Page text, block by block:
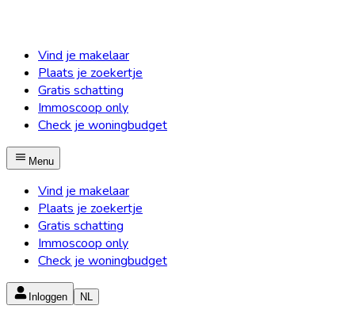
Vind je makelaar
Plaats je zoekertje
Gratis schatting
Immoscoop only
Check je woningbudget
Menu
Vind je makelaar
Plaats je zoekertje
Gratis schatting
Immoscoop only
Check je woningbudget
Inloggen NL